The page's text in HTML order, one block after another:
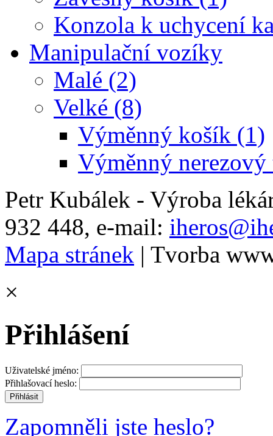
Konzola k uchycení
Manipulační vozíky
Malé (2)
Velké (8)
Výměnný košík (1)
Výměnný nerezový
Petr Kubálek - Výroba
932 448, e-mail:
Mapa stránek | Tvorba
×
Přihlášení
Uživatelské jméno:
Přihlašovací heslo:
Zapomněli jste heslo?